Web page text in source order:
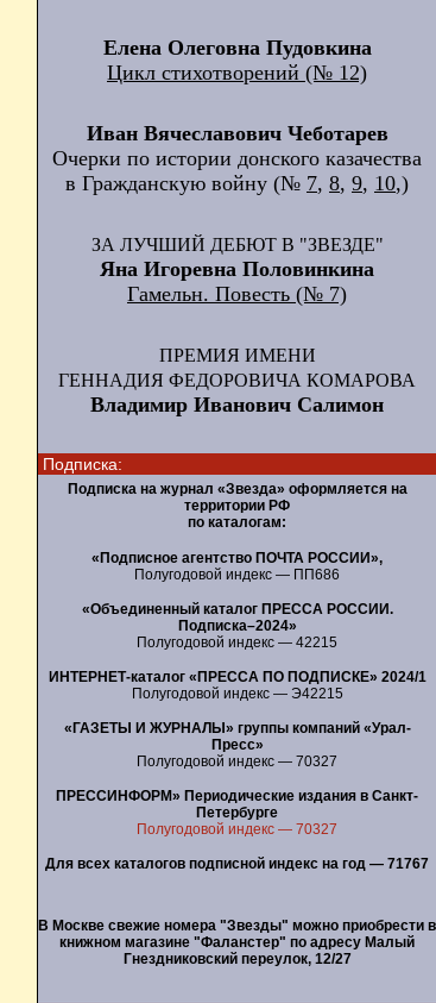
Елена Олеговна Пудовкина
Цикл стихотворений (№ 12)
Иван Вячеславович Чеботарев
Очерки по истории донского казачества
в Гражданскую войну (№ 7, 8, 9, 10,)
ЗА ЛУЧШИЙ ДЕБЮТ В "ЗВЕЗДЕ"
Яна Игоревна Половинкина
Гамельн. Повесть (№ 7)
ПРЕМИЯ ИМЕНИ
ГЕННАДИЯ ФЕДОРОВИЧА КОМАРОВА
Владимир Иванович Салимон
Подписка:
Подписка на журнал «Звезда» оформляется на
территории РФ
по каталогам:
«Подписное агентство ПОЧТА РОССИИ»,
Полугодовой индекс — ПП686
«Объединенный каталог ПРЕССА РОССИИ.
Подписка–2024»
Полугодовой индекс — 42215
ИНТЕРНЕТ-каталог «ПРЕССА ПО ПОДПИСКЕ» 2024/1
Полугодовой индекс — Э42215
«ГАЗЕТЫ И ЖУРНАЛЫ» группы компаний «Урал-
Пресс»
Полугодовой индекс — 70327
ПРЕССИНФОРМ» Периодические издания в Санкт-
Петербурге
Полугодовой индекс — 70327
Для всех каталогов подписной индекс на год — 71767
В Москве свежие номера "Звезды" можно приобрести в
книжном магазине "Фаланстер" по адресу Малый
Гнездниковский переулок, 12/27